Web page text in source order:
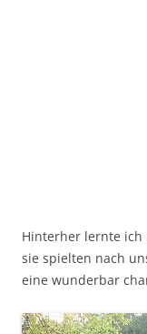
Hinterher lernte ich
sie spielten nach
eine wunderbar